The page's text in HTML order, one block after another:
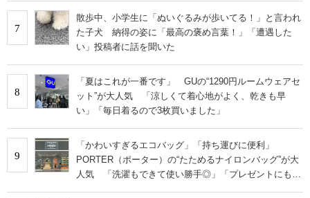
7
散歩中、小学生に「ぬいぐるみが歩いてる！」と言われ
た子犬 納得の姿に「最高の褒め言葉！」「遭遇した
い」投稿者に話を聞いた
8
「夏はこれが一番です」 GUの“1290円ルームウェアセ
ット”が大人気 「涼しくて着心地がよく、乾きも早
い」「毎日着るので3枚買いました」
9
「かわいすぎるエコバッグ」「持ち運びに便利」
PORTER（ポーター）の“たためるナイロンバッグ”が大
人気 「洗濯もできて使い勝手◎」「プレゼントにもお